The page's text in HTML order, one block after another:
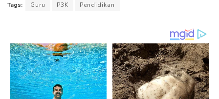
Tags: Guru P3K Pendidikan